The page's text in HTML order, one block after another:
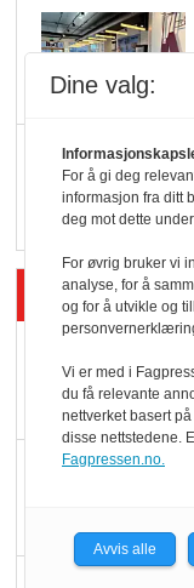
Siste
Dine valg:
For å gi deg
informasjon fra ditt
deg mot dette
For øvrig bruker vi
analyse, for å
og for å utvikle og
Vi er med i
du få relevante
nettverket basert
disse nettstedene.
Fagpressen.no.
Avvis alle